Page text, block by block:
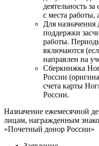
деятельность
с места работы,
Для
поддержки
работы.
включаются
направлен на
Сберкнижка
России
счета карты
России.
Назначение ежемесячной
лицам, награжденным
«Почетный донор России»